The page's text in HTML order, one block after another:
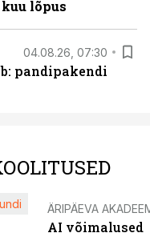
lõpus
04.08.26, 07:30
pandipakendi
ÄRIPÄEVA
AI võimalused